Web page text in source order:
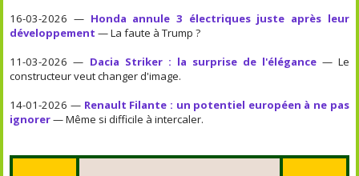
16-03-2026 — Honda annule 3 électriques juste après leur
développement — La faute à Trump ?
11-03-2026 — Dacia Striker : la surprise de l'élégance— Le
constructeur veut changer d'image.
14-01-2026 — Renault Filante : un potentiel européen à ne pas
ignorer— Même si difficile à intercaler.